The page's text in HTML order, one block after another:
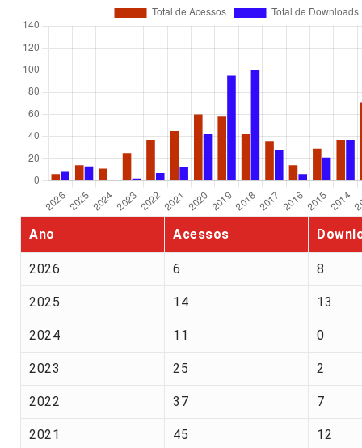
Ano Acessos
2026 6 8
2025 14 13
2024 11 0
2023 25 2
2022 37 7
2021 45 12